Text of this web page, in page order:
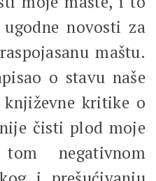
novosti za
maštu.
o stavu naše
književne kritike o
čisti plod moje
negativnom